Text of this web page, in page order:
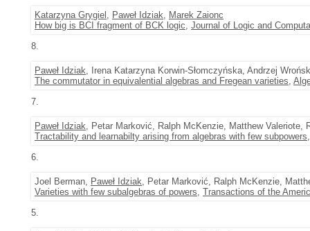
Katarzyna Grygiel , Paweł Idziak, Marek Zaionc
How big is BCI fragment of BCK logic, Journal of Logic and
8.
Paweł Idziak, Irena Katarzyna Korwin-Słomczyńska, Andrzej
The commutator in equivalential algebras and Fregean varieties,
7.
Paweł Idziak, Petar Marković, Ralph McKenzie, Matthew Valeriote,
Tractability and learnabilty arising from algebras with few subpowers
6.
Joel Berman, Paweł Idziak, Petar Marković, Ralph McKenzie,
Varieties with few subalgebras of powers, Transactions of the
5.